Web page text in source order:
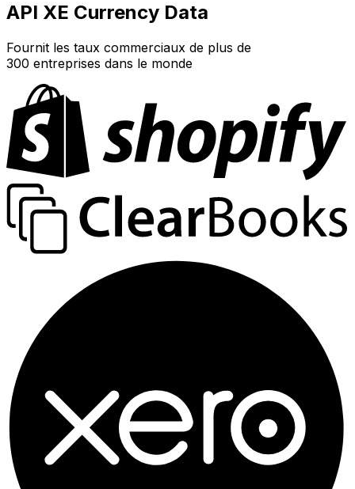
API XE Currency Data
Fournit les taux commerciaux de plus de
300 entreprises dans le monde